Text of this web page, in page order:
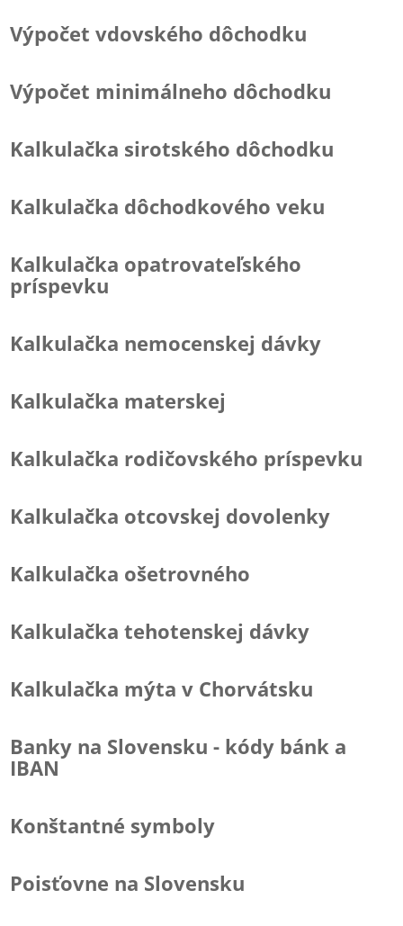
Výpočet vdovského dôchodku
Výpočet minimálneho dôchodku
Kalkulačka sirotského dôchodku
Kalkulačka dôchodkového veku
Kalkulačka opatrovateľského
príspevku
Kalkulačka nemocenskej dávky
Kalkulačka materskej
Kalkulačka rodičovského príspevku
Kalkulačka otcovskej dovolenky
Kalkulačka ošetrovného
Kalkulačka tehotenskej dávky
Kalkulačka mýta v Chorvátsku
Banky na Slovensku - kódy bánk a
IBAN
Konštantné symboly
Poisťovne na Slovensku